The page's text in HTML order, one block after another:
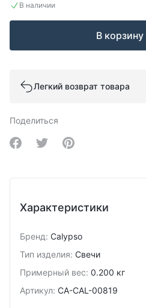
В наличии
В корзину
Легкий возврат товара
Поделиться
Share on Facebook
Share on Twitter
Share on Pinterest
Характеристики
Бренд: Calypso
Тип изделия: Свечи
Примерный вес: 0.200 кг
Артикул: CA-CAL-00819